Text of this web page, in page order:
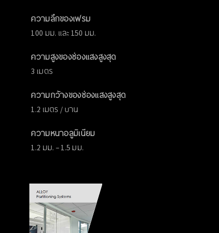
ความลึกของเฟรม
100 มม. และ 150 มม.
ความสูงของช่องแสงสูงสุด
3 เมตร
ความกว้างของช่องแสงสูงสุด
1.2 เมตร / บาน
ความหนาอลูมิเนียม
1.2 มม. – 1.5 มม.